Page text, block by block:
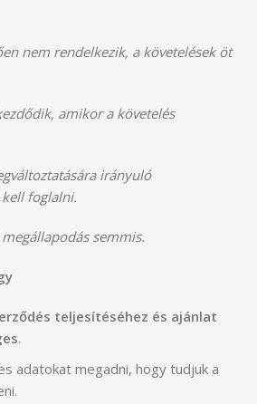
nem rendelkezik, a követelések öt
amikor a követelés
irányuló
foglalni.
semmis.
teljesítéséhez és ajánlat
.
adatokat megadni, hogy tudjuk a